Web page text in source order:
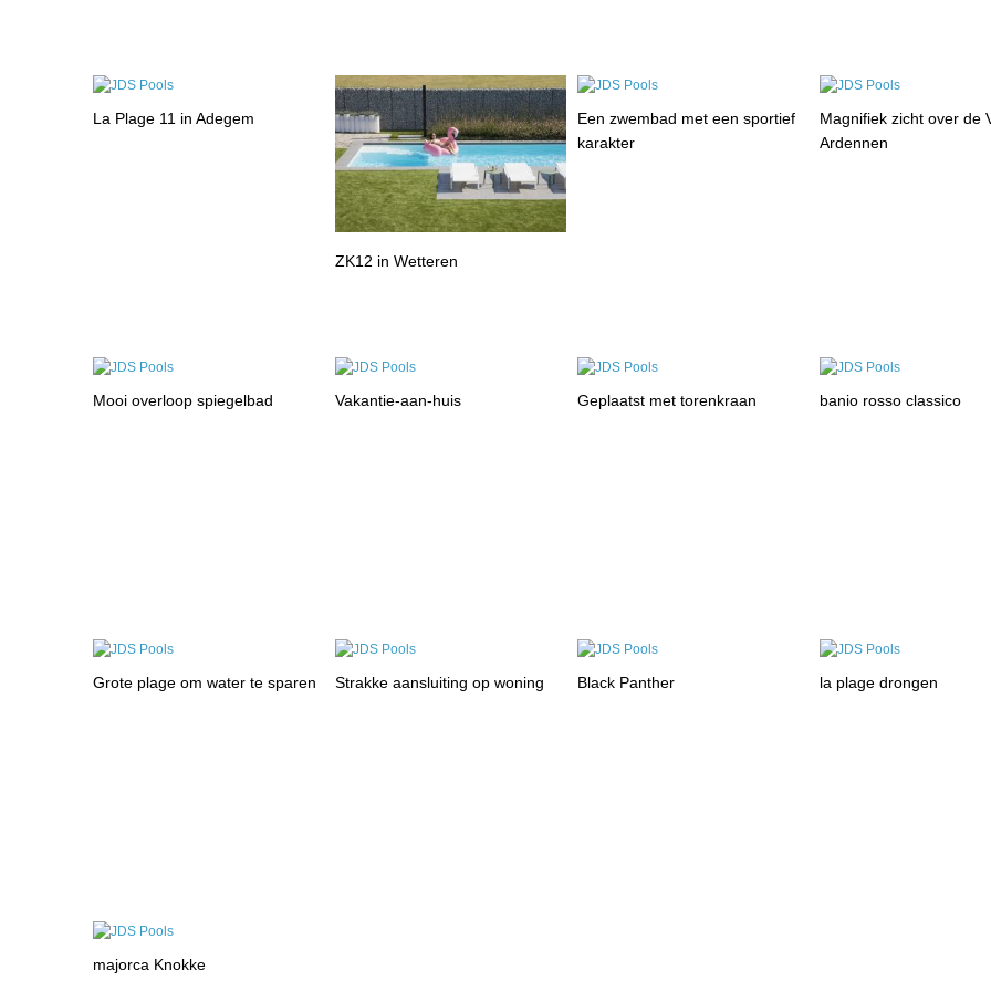
La Plage 11 in Adegem
ZK12 in Wetteren
Een zwembad met een sportief
karakter
Magnifiek zicht over de
Ardennen
Mooi overloop spiegelbad Vakantie-aan-huis Geplaatst met torenkraan banio rosso classico
Grote plage om water te sparen Strakke aansluiting op woning Black Panther la plage drongen
majorca Knokke